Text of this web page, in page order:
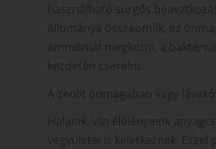
használható sürgős
állománya összeomlik, ez
ammóniát megkötni, a
kezdetén cserélni.
A zeolit önmagában vagy
Halaink, vízi élőlényeink
vegyületei is keletkeznek.